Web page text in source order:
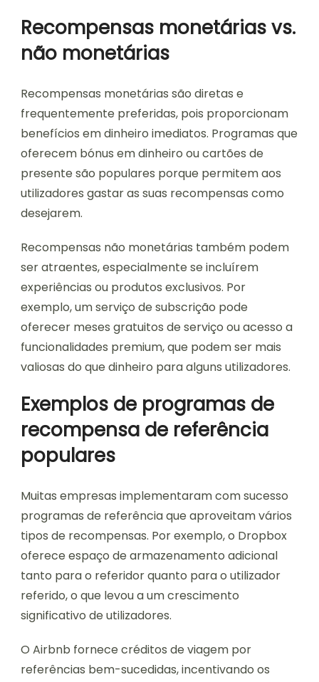
Recompensas monetárias vs.
não monetárias
Recompensas monetárias são diretas e
frequentemente preferidas, pois proporcionam
benefícios em dinheiro imediatos. Programas que
oferecem bónus em dinheiro ou cartões de
presente são populares porque permitem aos
utilizadores gastar as suas recompensas como
desejarem.
Recompensas não monetárias também podem
ser atraentes, especialmente se incluírem
experiências ou produtos exclusivos. Por
exemplo, um serviço de subscrição pode
oferecer meses gratuitos de serviço ou acesso a
funcionalidades premium, que podem ser mais
valiosas do que dinheiro para alguns utilizadores.
Exemplos de programas de
recompensa de referência
populares
Muitas empresas implementaram com sucesso
programas de referência que aproveitam vários
tipos de recompensas. Por exemplo, o Dropbox
oferece espaço de armazenamento adicional
tanto para o referidor quanto para o utilizador
referido, o que levou a um crescimento
significativo de utilizadores.
O Airbnb fornece créditos de viagem por
referências bem-sucedidas, incentivando os